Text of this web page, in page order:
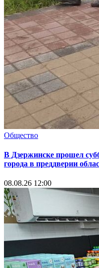
Общество
В Дзержинске прошел
города в преддверии
08.08.26 12:00